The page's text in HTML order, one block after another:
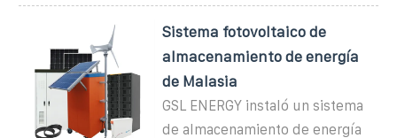
Sistema fotovoltaico de
almacenamiento de energía
de Malasia
GSL ENERGY instaló un sistema
de almacenamiento de energía